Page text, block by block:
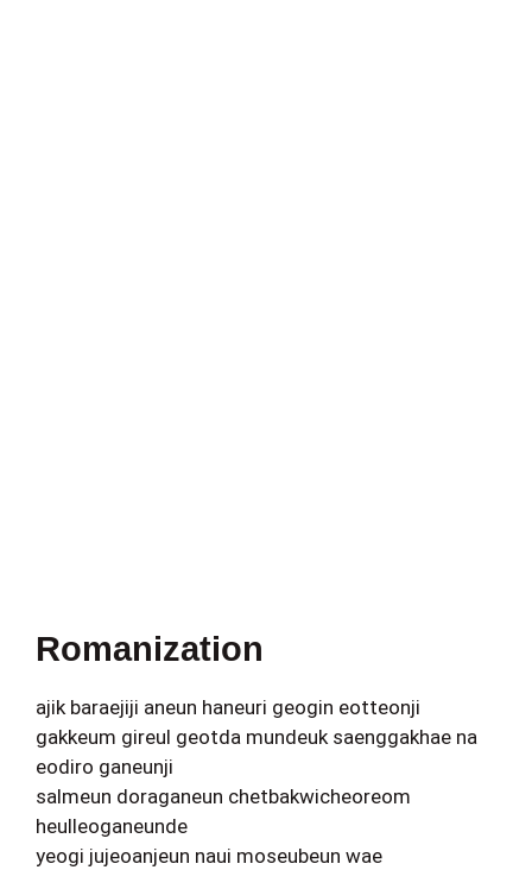
Romanization
ajik baraejiji aneun haneuri geogin eotteonji
gakkeum gireul geotda mundeuk saenggakhae na
eodiro ganeunji
salmeun doraganeun chetbakwicheoreom
heulleoganeunde
yeogi jujeoanjeun naui moseubeun wae